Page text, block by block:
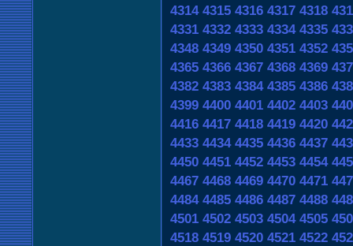
4314 4315 4316 4317 4318
4331 4332 4333 4334 4335
4348 4349 4350 4351 4352
4365 4366 4367 4368 4369
4382 4383 4384 4385 4386
4399 4400 4401 4402 4403
4416 4417 4418 4419 4420
4433 4434 4435 4436 4437
4450 4451 4452 4453 4454
4467 4468 4469 4470 4471
4484 4485 4486 4487 4488
4501 4502 4503 4504 4505
4518 4519 4520 4521 4522